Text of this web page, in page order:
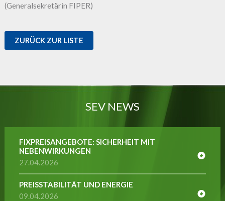
(Generalsekretärin FIPER)
ZURÜCK ZUR LISTE
SEV NEWS
FIXPREISANGEBOTE: SICHERHEIT MIT
NEBENWIRKUNGEN
27.04.2026
PREISSTABILITÄT UND ENERGIE
09.04.2026